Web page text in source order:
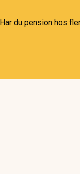
Har du pension hos